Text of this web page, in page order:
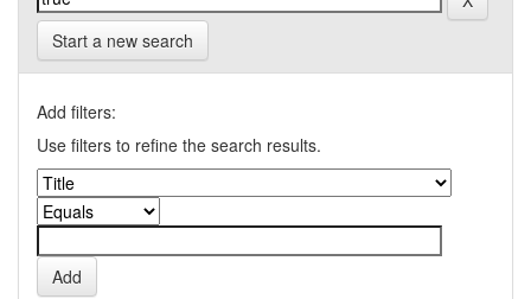
Start a new search
Add filters:
Use filters to refine the search results.